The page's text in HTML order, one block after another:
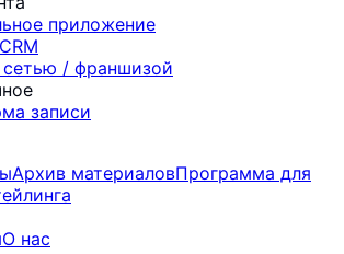
приложение
сетью / франшизой
записи
Архив материаловПрограмма для
О нас